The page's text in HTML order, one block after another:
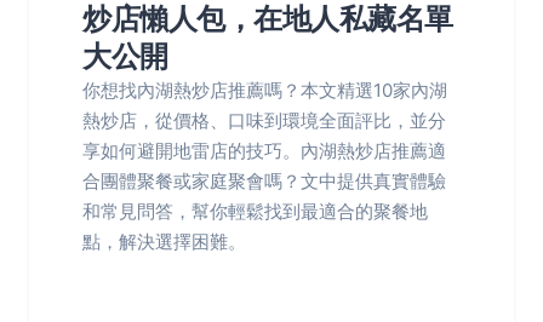
炒店懶人包，在地人私藏名單
大公開
你想找內湖熱炒店推薦嗎？本文精選10家內湖
熱炒店，從價格、口味到環境全面評比，並分
享如何避開地雷店的技巧。內湖熱炒店推薦適
合團體聚餐或家庭聚會嗎？文中提供真實體驗
和常見問答，幫你輕鬆找到最適合的聚餐地
點，解決選擇困難。